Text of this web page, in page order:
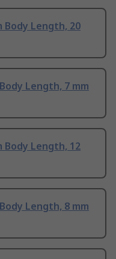
Body Length, 20
Length, 7 mm
Body Length, 12
Length, 8 mm